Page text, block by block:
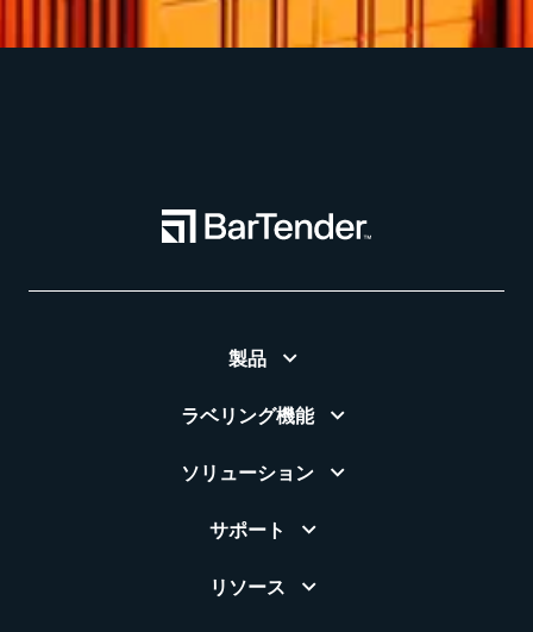
製品
ラベリング機能
ソリューション
サポート
リソース